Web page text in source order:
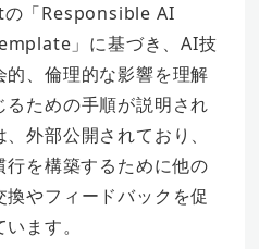
「Responsible AI
」に基づき、AI技
、倫理的な影響を理解
るための手順が説明され
外部公開されており、
を構築するために他の
やフィードバックを促
ます。